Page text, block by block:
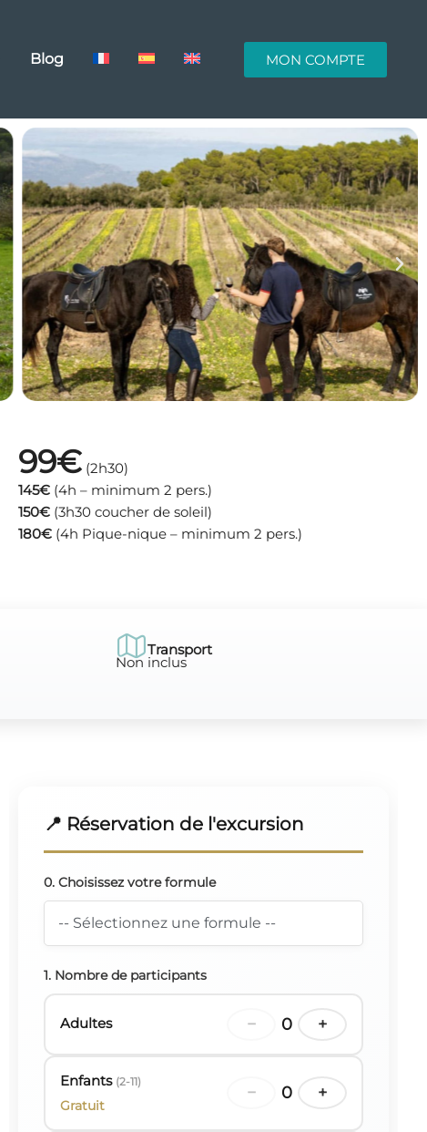
Blog MON COMPTE
99€ (2h30)
145€ (4h – minimum 2 pers.)
150€ (3h30 coucher de soleil)
180€ (4h Pique-nique – minimum 2 pers.)
Transport
Non inclus
📍 Réservation de l'excursion
0. Choisissez votre formule
1. Nombre de participants
Adultes − 0 +
Enfants (2-11)
Gratuit
− 0 +